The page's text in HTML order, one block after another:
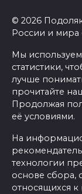
© 2026
России и мира
Мы
статистики,
лучше
прочитайте
Продолжая
её условиями.
На
технологии
основе сбора,
относящихся к